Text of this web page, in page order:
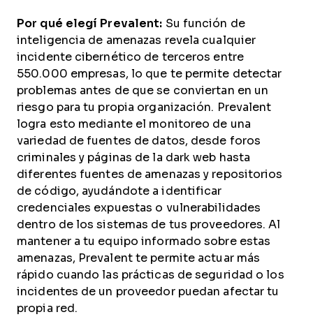
Por qué elegí Prevalent: Su función de
inteligencia de amenazas revela cualquier
incidente cibernético de terceros entre
550.000 empresas, lo que te permite detectar
problemas antes de que se conviertan en un
riesgo para tu propia organización. Prevalent
logra esto mediante el monitoreo de una
variedad de fuentes de datos, desde foros
criminales y páginas de la dark web hasta
diferentes fuentes de amenazas y repositorios
de código, ayudándote a identificar
credenciales expuestas o vulnerabilidades
dentro de los sistemas de tus proveedores. Al
mantener a tu equipo informado sobre estas
amenazas, Prevalent te permite actuar más
rápido cuando las prácticas de seguridad o los
incidentes de un proveedor puedan afectar tu
propia red.